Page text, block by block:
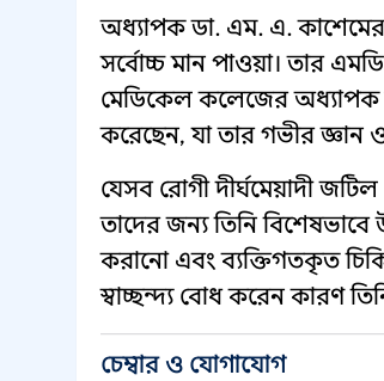
অধ্যাপক ডা. এম. এ. কাশেমের
সর্বোচ্চ মান পাওয়া। তার
মেডিকেল কলেজের অধ্যাপক
করেছেন, যা তার গভীর জ্ঞান
যেসব রোগী দীর্ঘমেয়াদী
তাদের জন্য তিনি বিশেষভাবে
করানো এবং ব্যক্তিগতকৃত
স্বাচ্ছন্দ্য বোধ করেন কারণ
চেম্বার ও যোগাযোগ